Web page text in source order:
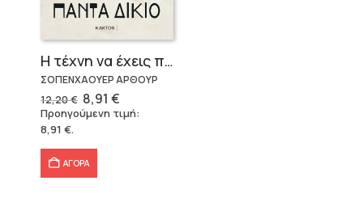
Η τέχνη να έχεις πάντα δίκιο – Άρθουρ Σοπενχάουερ
ΣΟΠΕΝΧΑΟΥΕΡ ΑΡΘΟΥΡ
12,20€ Original
price
was:
8,91 €Η
τρέχουσα
τιμή
Προηγούμενη τιμή:
8,91 €.
ΑΓΟΡΑ